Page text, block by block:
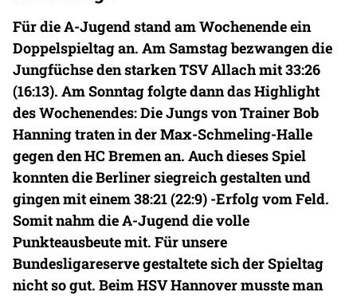
Für die A-Jugend stand am Wochenende ein
Doppelspieltag an. Am Samstag bezwangen die
Jungfüchse den starken TSV Allach mit 33:26
(16:13). Am Sonntag folgte dann das Highlight
des Wochenendes: Die Jungs von Trainer Bob
Hanning traten in der Max-Schmeling-Halle
gegen den HC Bremen an. Auch dieses Spiel
konnten die Berliner siegreich gestalten und
gingen mit einem 38:21 (22:9) -Erfolg vom Feld.
Somit nahm die A-Jugend die volle
Punkteausbeute mit. Für unsere
Bundesligareserve gestaltete sich der Spieltag
nicht so gut. Beim HSV Hannover musste man